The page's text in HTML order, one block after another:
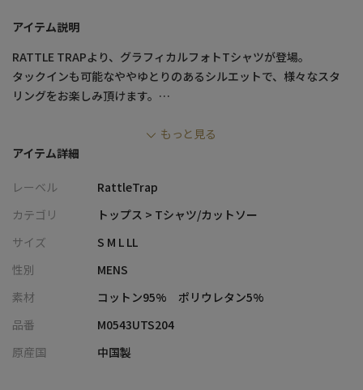
アイテム説明
RATTLE TRAPより、グラフィカルフォトTシャツが登場。
タックインも可能なややゆとりのあるシルエットで、様々なスタ
リングをお楽しみ頂けます。
カラーは使い勝手抜群のホワイトとブラックのモノトーンカラー
を用意。
ポリウレタン5%の混合素材を採用。
も活躍できる一枚。
通年を通してデニムパンツ・チノパンツ・カラーパンツ・ワイド
パンツ・スラックス・カーゴパンツなど様々なパンツに合わせる
スニーカーやサンダル、革靴（ブーツ）などの靴にもバリエーシ
ョンにとんだコーディネートでも楽しめる1着です！
もっと見る
アイテム詳細
レーベル
RattleTrap
カテゴリ
トップス > Tシャツ/カットソー
サイズ
S M L LL
性別
MENS
素材
コットン95% ポリウレタン5%
品番
M0543UTS204
原産国
中国製